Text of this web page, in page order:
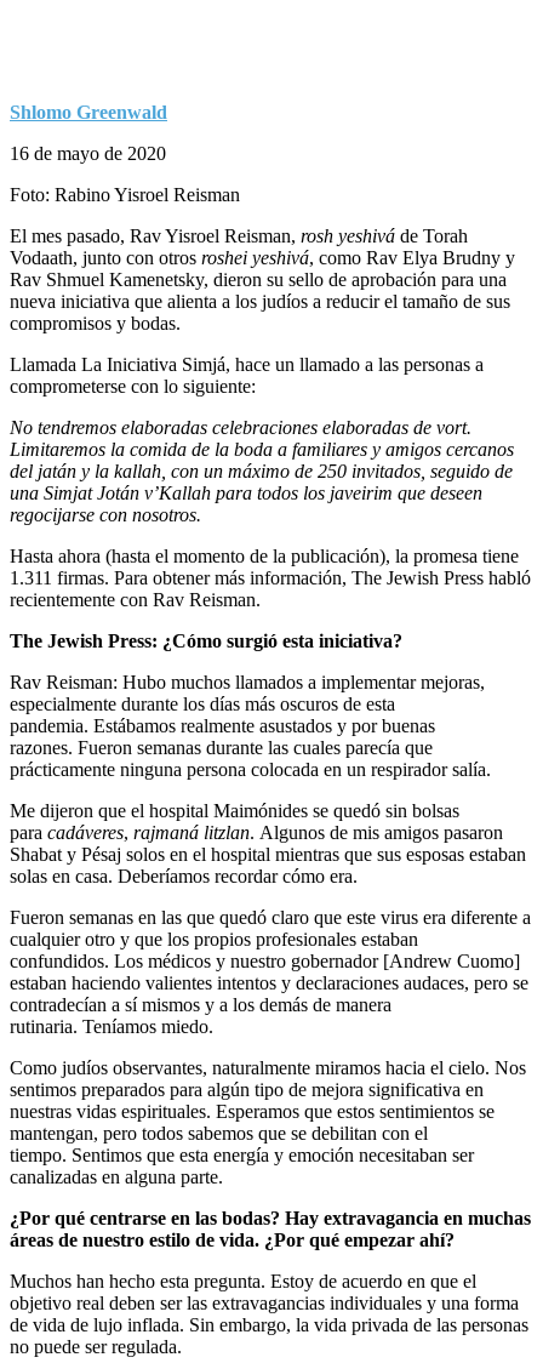
Shlomo Greenwald
16 de mayo de 2020
Foto: Rabino Yisroel Reisman
El mes pasado, Rav Yisroel Reisman, rosh yeshivá de Torah
Vodaath, junto con otros roshei yeshivá, como Rav Elya Brudny y
Rav Shmuel Kamenetsky, dieron su sello de aprobación para una
nueva iniciativa que alienta a los judíos a reducir el tamaño de sus
compromisos y bodas.
Llamada La Iniciativa Simjá, hace un llamado a las personas a
comprometerse con lo siguiente:
No tendremos elaboradas celebraciones elaboradas de vort.
Limitaremos la comida de la boda a familiares y amigos cercanos
del jatán y la kallah, con un máximo de 250 invitados, seguido de
una Simjat Jotán v’Kallah para todos los javeirim que deseen
regocijarse con nosotros.
Hasta ahora (hasta el momento de la publicación), la promesa tiene
1.311 firmas. Para obtener más información, The Jewish Press habló
recientemente con Rav Reisman.
The Jewish Press: ¿Cómo surgió esta iniciativa?
Rav Reisman: Hubo muchos llamados a implementar mejoras,
especialmente durante los días más oscuros de esta
pandemia. Estábamos realmente asustados y por buenas
razones. Fueron semanas durante las cuales parecía que
prácticamente ninguna persona colocada en un respirador salía.
Me dijeron que el hospital Maimónides se quedó sin bolsas
para cadáveres, rajmaná litzlan. Algunos de mis amigos pasaron
Shabat y Pésaj solos en el hospital mientras que sus esposas estaban
solas en casa. Deberíamos recordar cómo era.
Fueron semanas en las que quedó claro que este virus era diferente a
cualquier otro y que los propios profesionales estaban
confundidos. Los médicos y nuestro gobernador [Andrew Cuomo]
estaban haciendo valientes intentos y declaraciones audaces, pero se
contradecían a sí mismos y a los demás de manera
rutinaria. Teníamos miedo.
Como judíos observantes, naturalmente miramos hacia el cielo. Nos
sentimos preparados para algún tipo de mejora significativa en
nuestras vidas espirituales. Esperamos que estos sentimientos se
mantengan, pero todos sabemos que se debilitan con el
tiempo. Sentimos que esta energía y emoción necesitaban ser
canalizadas en alguna parte.
¿Por qué centrarse en las bodas? Hay extravagancia en muchas
áreas de nuestro estilo de vida. ¿Por qué empezar ahí?
Muchos han hecho esta pregunta. Estoy de acuerdo en que el
objetivo real deben ser las extravagancias individuales y una forma
de vida de lujo inflada. Sin embargo, la vida privada de las personas
no puede ser regulada.